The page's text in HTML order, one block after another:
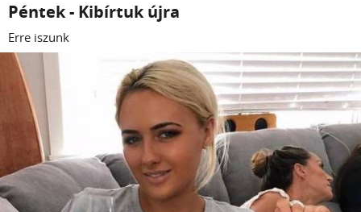
Péntek - Kibírtuk újra
Erre iszunk